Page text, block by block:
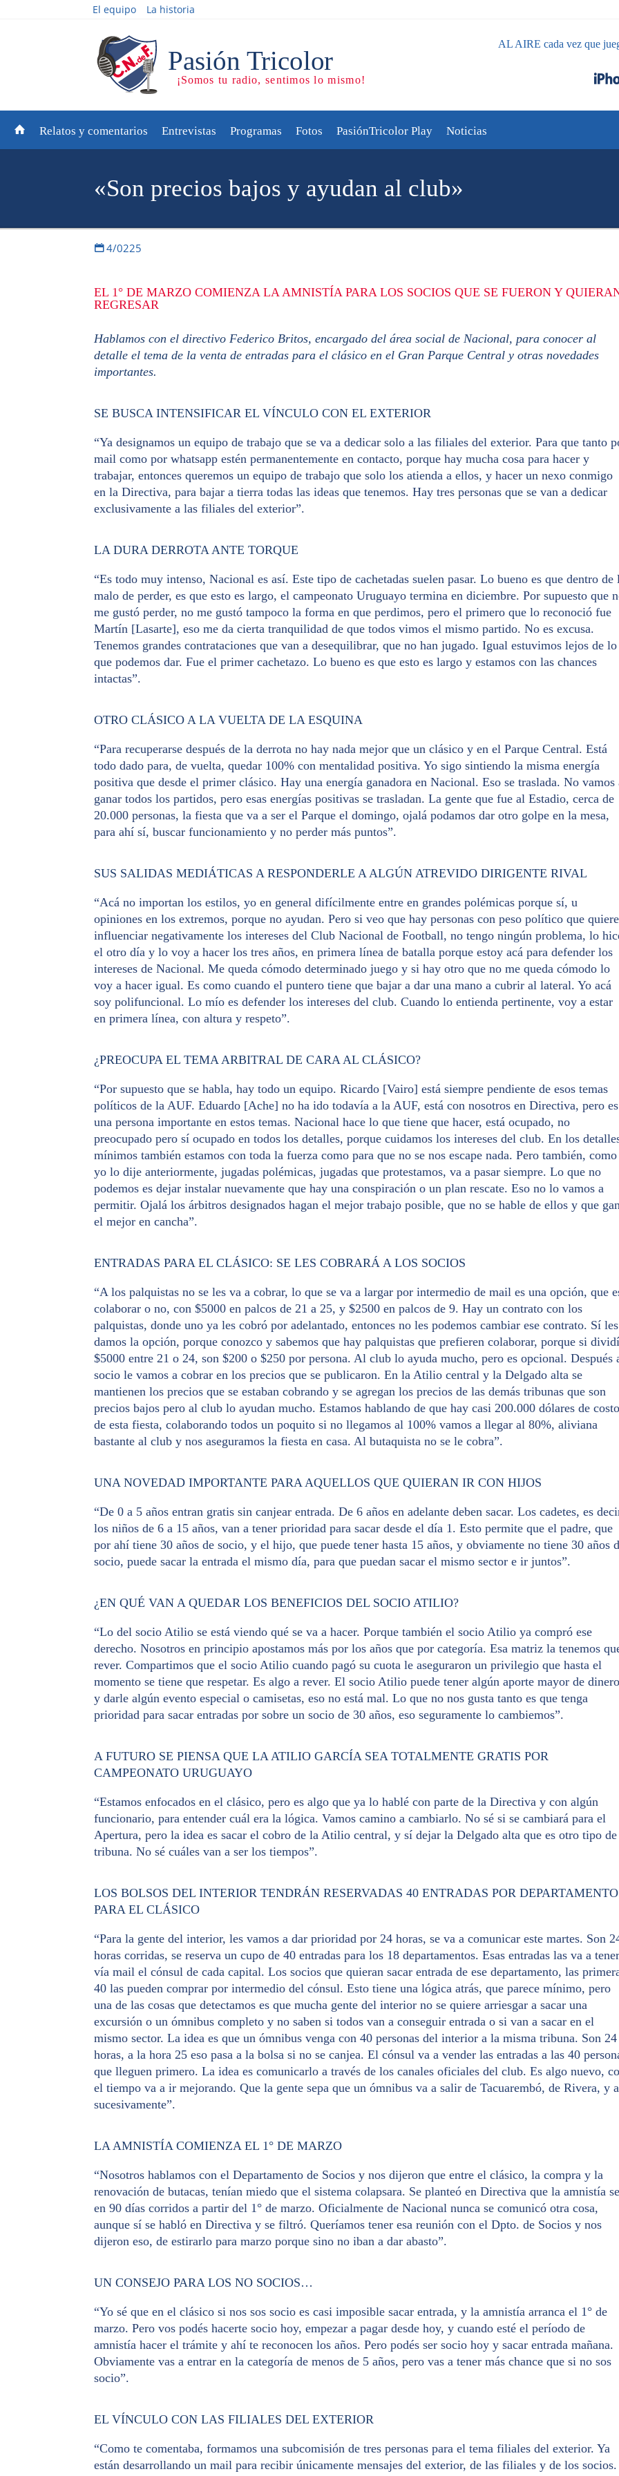
El equipo La historia
AL AIRE cada vez que
Relatos y comentarios Entrevistas Programas Fotos PasiónTricolor Play Noticias
«Son precios bajos y ayudan al club»
4/0225
EL 1° DE MARZO COMIENZA LA AMNISTÍA PARA LOS SOCIOS QUE SE FUERON Y
REGRESAR
Hablamos con el directivo Federico Britos, encargado del área social de Nacional, para conocer al
detalle el tema de la venta de entradas para el clásico en el Gran Parque Central y otras novedades
importantes.
SE BUSCA INTENSIFICAR EL VÍNCULO CON EL EXTERIOR
“Ya designamos un equipo de trabajo que se va a dedicar solo a las filiales del exterior. Para que tanto
mail como por whatsapp estén permanentemente en contacto, porque hay mucha cosa para hacer y
trabajar, entonces queremos un equipo de trabajo que solo los atienda a ellos, y hacer un nexo conmigo
en la Directiva, para bajar a tierra todas las ideas que tenemos. Hay tres personas que se van a dedicar
exclusivamente a las filiales del exterior”.
LA DURA DERROTA ANTE TORQUE
“Es todo muy intenso, Nacional es así. Este tipo de cachetadas suelen pasar. Lo bueno es que dentro de
malo de perder, es que esto es largo, el campeonato Uruguayo termina en diciembre. Por supuesto que
me gustó perder, no me gustó tampoco la forma en que perdimos, pero el primero que lo reconoció fue
Martín [Lasarte], eso me da cierta tranquilidad de que todos vimos el mismo partido. No es excusa.
Tenemos grandes contrataciones que van a desequilibrar, que no han jugado. Igual estuvimos lejos de lo
que podemos dar. Fue el primer cachetazo. Lo bueno es que esto es largo y estamos con las chances
intactas”.
OTRO CLÁSICO A LA VUELTA DE LA ESQUINA
“Para recuperarse después de la derrota no hay nada mejor que un clásico y en el Parque Central. Está
todo dado para, de vuelta, quedar 100% con mentalidad positiva. Yo sigo sintiendo la misma energía
positiva que desde el primer clásico. Hay una energía ganadora en Nacional. Eso se traslada. No vamos
ganar todos los partidos, pero esas energías positivas se trasladan. La gente que fue al Estadio, cerca de
20.000 personas, la fiesta que va a ser el Parque el domingo, ojalá podamos dar otro golpe en la mesa,
para ahí sí, buscar funcionamiento y no perder más puntos”.
SUS SALIDAS MEDIÁTICAS A RESPONDERLE A ALGÚN ATREVIDO DIRIGENTE RIVAL
“Acá no importan los estilos, yo en general difícilmente entre en grandes polémicas porque sí, u
opiniones en los extremos, porque no ayudan. Pero si veo que hay personas con peso político que
influenciar negativamente los intereses del Club Nacional de Football, no tengo ningún problema, lo
el otro día y lo voy a hacer los tres años, en primera línea de batalla porque estoy acá para defender los
intereses de Nacional. Me queda cómodo determinado juego y si hay otro que no me queda cómodo lo
voy a hacer igual. Es como cuando el puntero tiene que bajar a dar una mano a cubrir al lateral. Yo acá
soy polifuncional. Lo mío es defender los intereses del club. Cuando lo entienda pertinente, voy a estar
en primera línea, con altura y respeto”.
¿PREOCUPA EL TEMA ARBITRAL DE CARA AL CLÁSICO?
“Por supuesto que se habla, hay todo un equipo. Ricardo [Vairo] está siempre pendiente de esos temas
políticos de la AUF. Eduardo [Ache] no ha ido todavía a la AUF, está con nosotros en Directiva, pero es
una persona importante en estos temas. Nacional hace lo que tiene que hacer, está ocupado, no
preocupado pero sí ocupado en todos los detalles, porque cuidamos los intereses del club. En los
mínimos también estamos con toda la fuerza como para que no se nos escape nada. Pero también, como
yo lo dije anteriormente, jugadas polémicas, jugadas que protestamos, va a pasar siempre. Lo que no
podemos es dejar instalar nuevamente que hay una conspiración o un plan rescate. Eso no lo vamos a
permitir. Ojalá los árbitros designados hagan el mejor trabajo posible, que no se hable de ellos y que
el mejor en cancha”.
ENTRADAS PARA EL CLÁSICO: SE LES COBRARÁ A LOS SOCIOS
“A los palquistas no se les va a cobrar, lo que se va a largar por intermedio de mail es una opción, que
colaborar o no, con $5000 en palcos de 21 a 25, y $2500 en palcos de 9. Hay un contrato con los
palquistas, donde uno ya les cobró por adelantado, entonces no les podemos cambiar ese contrato. Sí les
damos la opción, porque conozco y sabemos que hay palquistas que prefieren colaborar, porque si
$5000 entre 21 o 24, son $200 o $250 por persona. Al club lo ayuda mucho, pero es opcional. Después
socio le vamos a cobrar en los precios que se publicaron. En la Atilio central y la Delgado alta se
mantienen los precios que se estaban cobrando y se agregan los precios de las demás tribunas que son
precios bajos pero al club lo ayudan mucho. Estamos hablando de que hay casi 200.000 dólares de costo
de esta fiesta, colaborando todos un poquito si no llegamos al 100% vamos a llegar al 80%, aliviana
bastante al club y nos aseguramos la fiesta en casa. Al butaquista no se le cobra”.
UNA NOVEDAD IMPORTANTE PARA AQUELLOS QUE QUIERAN IR CON HIJOS
“De 0 a 5 años entran gratis sin canjear entrada. De 6 años en adelante deben sacar. Los cadetes, es
los niños de 6 a 15 años, van a tener prioridad para sacar desde el día 1. Esto permite que el padre, que
por ahí tiene 30 años de socio, y el hijo, que puede tener hasta 15 años, y obviamente no tiene 30 años
socio, puede sacar la entrada el mismo día, para que puedan sacar el mismo sector e ir juntos”.
¿EN QUÉ VAN A QUEDAR LOS BENEFICIOS DEL SOCIO ATILIO?
“Lo del socio Atilio se está viendo qué se va a hacer. Porque también el socio Atilio ya compró ese
derecho. Nosotros en principio apostamos más por los años que por categoría. Esa matriz la tenemos
rever. Compartimos que el socio Atilio cuando pagó su cuota le aseguraron un privilegio que hasta el
momento se tiene que respetar. Es algo a rever. El socio Atilio puede tener algún aporte mayor de
y darle algún evento especial o camisetas, eso no está mal. Lo que no nos gusta tanto es que tenga
prioridad para sacar entradas por sobre un socio de 30 años, eso seguramente lo cambiemos”.
A FUTURO SE PIENSA QUE LA ATILIO GARCÍA SEA TOTALMENTE GRATIS POR
CAMPEONATO URUGUAYO
“Estamos enfocados en el clásico, pero es algo que ya lo hablé con parte de la Directiva y con algún
funcionario, para entender cuál era la lógica. Vamos camino a cambiarlo. No sé si se cambiará para el
Apertura, pero la idea es sacar el cobro de la Atilio central, y sí dejar la Delgado alta que es otro tipo de
tribuna. No sé cuáles van a ser los tiempos”.
LOS BOLSOS DEL INTERIOR TENDRÁN RESERVADAS 40 ENTRADAS POR DEPARTAMENTO
PARA EL CLÁSICO
“Para la gente del interior, les vamos a dar prioridad por 24 horas, se va a comunicar este martes. Son
horas corridas, se reserva un cupo de 40 entradas para los 18 departamentos. Esas entradas las va a tener
vía mail el cónsul de cada capital. Los socios que quieran sacar entrada de ese departamento, las
40 las pueden comprar por intermedio del cónsul. Esto tiene una lógica atrás, que parece mínimo, pero
una de las cosas que detectamos es que mucha gente del interior no se quiere arriesgar a sacar una
excursión o un ómnibus completo y no saben si todos van a conseguir entrada o si van a sacar en el
mismo sector. La idea es que un ómnibus venga con 40 personas del interior a la misma tribuna. Son 24
horas, a la hora 25 eso pasa a la bolsa si no se canjea. El cónsul va a vender las entradas a las 40
que lleguen primero. La idea es comunicarlo a través de los canales oficiales del club. Es algo nuevo,
el tiempo va a ir mejorando. Que la gente sepa que un ómnibus va a salir de Tacuarembó, de Rivera, y
sucesivamente”.
LA AMNISTÍA COMIENZA EL 1° DE MARZO
“Nosotros hablamos con el Departamento de Socios y nos dijeron que entre el clásico, la compra y la
renovación de butacas, tenían miedo que el sistema colapsara. Se planteó en Directiva que la amnistía
en 90 días corridos a partir del 1° de marzo. Oficialmente de Nacional nunca se comunicó otra cosa,
aunque sí se habló en Directiva y se filtró. Queríamos tener esa reunión con el Dpto. de Socios y nos
dijeron eso, de estirarlo para marzo porque sino no iban a dar abasto”.
UN CONSEJO PARA LOS NO SOCIOS…
“Yo sé que en el clásico si nos sos socio es casi imposible sacar entrada, y la amnistía arranca el 1° de
marzo. Pero vos podés hacerte socio hoy, empezar a pagar desde hoy, y cuando esté el período de
amnistía hacer el trámite y ahí te reconocen los años. Pero podés ser socio hoy y sacar entrada mañana.
Obviamente vas a entrar en la categoría de menos de 5 años, pero vas a tener más chance que si no sos
socio”.
EL VÍNCULO CON LAS FILIALES DEL EXTERIOR
“Como te comentaba, formamos una subcomisión de tres personas para el tema filiales del exterior. Ya
están desarrollando un mail para recibir únicamente mensajes del exterior, de las filiales y de los socios.